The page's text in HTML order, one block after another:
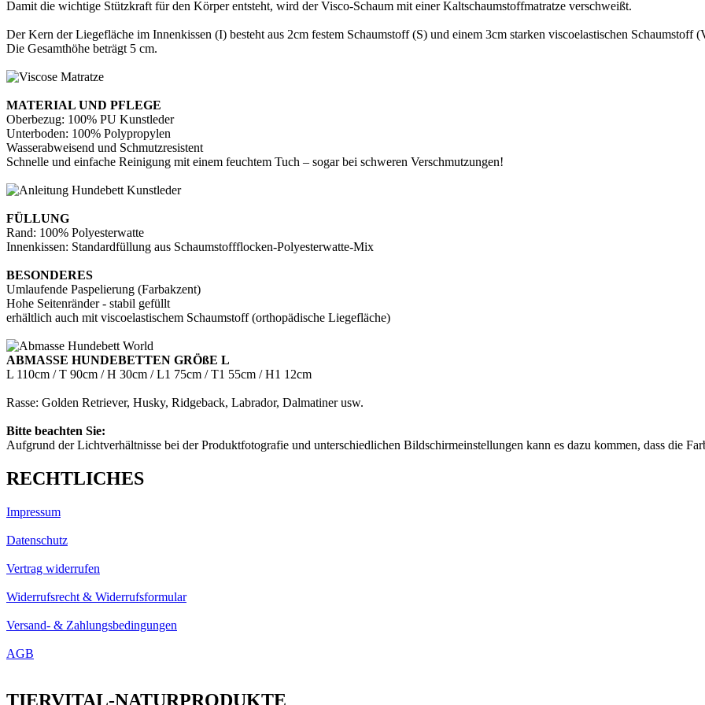
Damit die wichtige Stützkraft für den Körper entsteht, wird der Visco-Schaum mit einer Kaltschaumstoffmatratze verschweißt.
Der Kern der Liegefläche im Innenkissen (I) besteht aus 2cm festem Schaumstoff (S) und einem 3cm starken viscoelastischen Schaumstoff
Die Gesamthöhe beträgt 5 cm.
MATERIAL UND PFLEGE
Oberbezug: 100% PU Kunstleder
Unterboden: 100% Polypropylen
Wasserabweisend und Schmutzresistent
Schnelle und einfache Reinigung mit einem feuchtem Tuch – sogar bei schweren Verschmutzungen!
FÜLLUNG
Rand: 100% Polyesterwatte
Innenkissen: Standardfüllung aus Schaumstoffflocken-Polyesterwatte-Mix
BESONDERES
Umlaufende Paspelierung (Farbakzent)
Hohe Seitenränder - stabil gefüllt
erhältlich auch mit viscoelastischem Schaumstoff (orthopädische Liegefläche)
ABMASSE HUNDEBETTEN GRÖßE L
L 110cm / T 90cm / H 30cm / L1 75cm / T1 55cm / H1 12cm
Rasse: Golden Retriever, Husky, Ridgeback, Labrador, Dalmatiner usw.
Bitte beachten Sie:
Aufgrund der Lichtverhältnisse bei der Produktfotografie und unterschiedlichen Bildschirmeinstellungen kann es dazu kommen, dass die
RECHTLICHES
Impressum
Datenschutz
Vertrag widerrufen
Widerrufsrecht & Widerrufsformular
Versand- & Zahlungsbedingungen
AGB
TIERVITAL-NATURPRODUKTE